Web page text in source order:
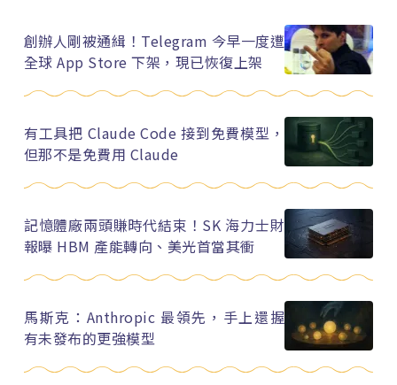
創辦人剛被通緝！Telegram 今早一度遭
全球 App Store 下架，現已恢復上架
有工具把 Claude Code 接到免費模型，
但那不是免費用 Claude
記憶體廠兩頭賺時代結束！SK 海力士財
報曝 HBM 產能轉向、美光首當其衝
馬斯克：Anthropic 最領先，手上還握
有未發布的更強模型